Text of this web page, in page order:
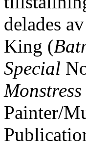
delades
King (
Special
Monstress
Painter/